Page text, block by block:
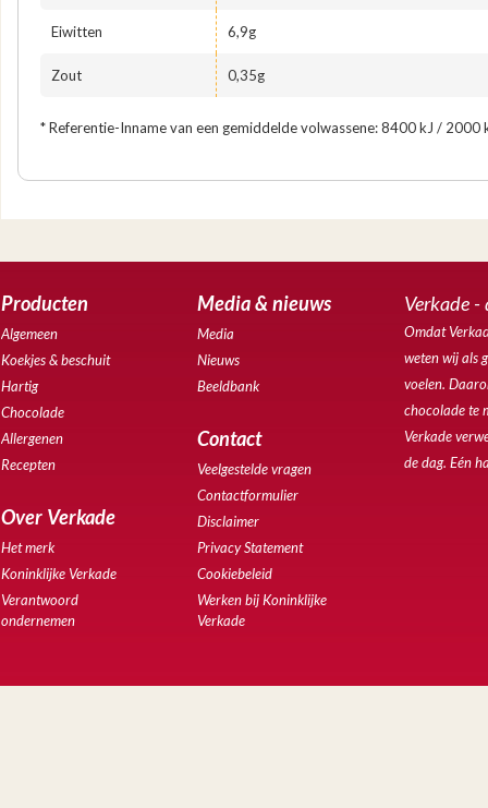
Eiwitten 6,9g
Zout 0,35g
* Referentie-Inname van een gemiddelde volwassene: 8400 kJ / 2000
Producten
Algemeen
Koekjes & beschuit
Hartig
Chocolade
Allergenen
Recepten
Over Verkade
Het merk
Koninklijke Verkade
Verantwoord
ondernemen
Media & nieuws
Media
Nieuws
Beeldbank
Contact
Veelgestelde vragen
Contactformulier
Disclaimer
Privacy Statement
Cookiebeleid
Werken bij Koninklijke
Verkade
Verkade -
Omdat
weten wij als
voelen.
chocolade te
Verkade
de dag. Eén